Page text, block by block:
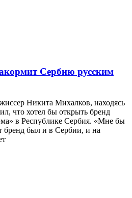
Сербию русским
Никита Михалков, находясь
что хотел бы открыть бренд
в Республике Сербия. «Мне бы
бренд был и в Сербии, и на